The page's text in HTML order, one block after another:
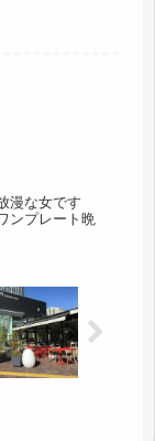
漫な女です
ンプレート晩